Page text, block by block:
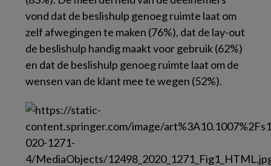
vond dat de beslishulp genoeg ruimte laat om
zelf afwegingen te maken (76%), dat de lay-out
de beslishulp handig maakt voor gebruik (62%)
en dat de beslishulp genoeg ruimte laat om de
wensen van de klant mee te wegen (52%).